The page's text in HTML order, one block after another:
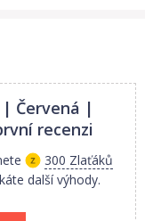
| Červená |
recenzi
300 Zlaťáků
další výhody.